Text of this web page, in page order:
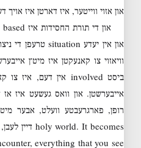
און אזוי ווייטער, איז דארטן איז
וויאזוי צו קאנעקטן איז מיט׳ן
אייבערשטן. און וואס געשעט איז